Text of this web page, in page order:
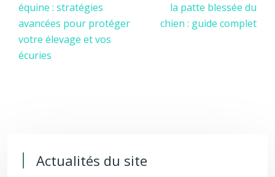
équine : stratégies
avancées pour protéger
votre élevage et vos
écuries
la patte blessée du
chien : guide complet
Actualités du site